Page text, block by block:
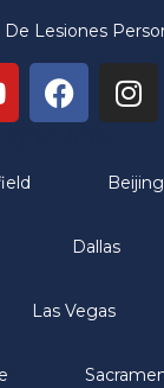
Lesiones
Beijing
Dallas
Las Vegas